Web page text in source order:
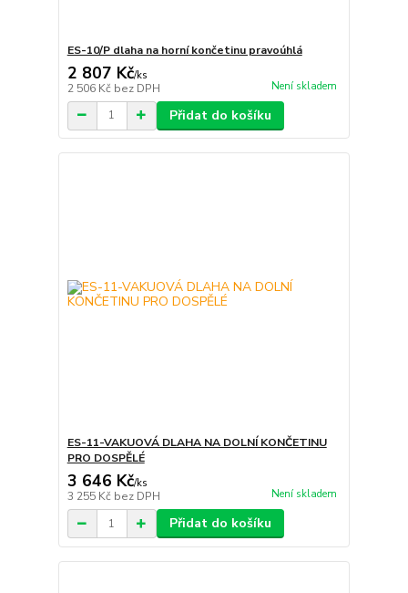
ES-10/P dlaha na horní končetinu pravoúhlá
2 807 Kč/ks
2 506 Kč bez DPH Není skladem
Přidat do košíku
ES-11-VAKUOVÁ DLAHA NA DOLNÍ KONČETINU
PRO DOSPĚLÉ
3 646 Kč/ks
3 255 Kč bez DPH Není skladem
Přidat do košíku